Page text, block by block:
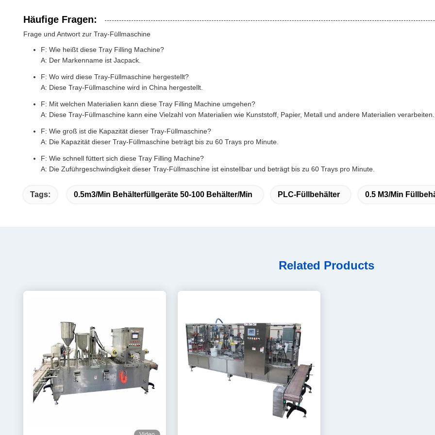
Häufige Fragen:
Frage und Antwort zur Tray-Füllmaschine
F: Wie heißt diese Tray Filling Machine?
A: Der Markenname ist Jacpack.
F: Wo wird diese Tray-Füllmaschine hergestellt?
A: Diese Tray-Füllmaschine wird in China hergestellt.
F: Mit welchen Materialien kann diese Tray Filling Machine umgehen?
A: Diese Tray-Füllmaschine kann eine Vielzahl von Materialien wie Kunststoff, Papier, Metall und andere Materialien verarbeiten.
F: Wie groß ist die Kapazität dieser Tray-Füllmaschine?
A: Die Kapazität dieser Tray-Füllmaschine beträgt bis zu 60 Trays pro Minute.
F: Wie schnell füttert sich diese Tray Filling Machine?
A: Die Zuführgeschwindigkeit dieser Tray-Füllmaschine ist einstellbar und beträgt bis zu 60 Trays pro Minute.
Tags: 0.5m3/min Behälterfüllgeräte 50-100 Behälter/min PLC-Füllbehälter 0.5 M3/min
Related Products